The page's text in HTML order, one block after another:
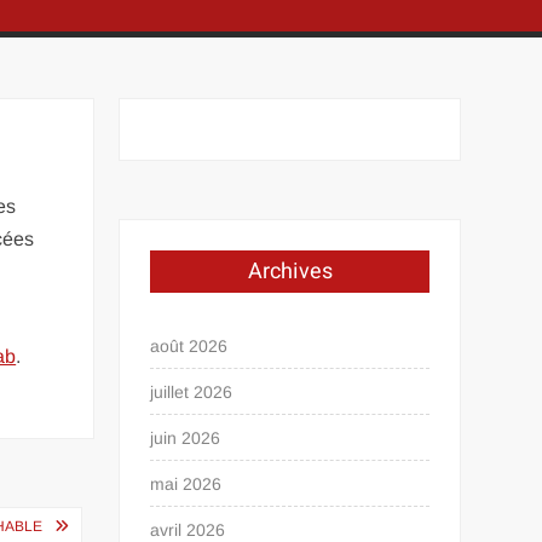
.
Archives
août 2026
juillet 2026
juin 2026
mai 2026
avril 2026